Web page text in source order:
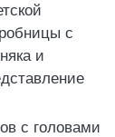
с
и
с головами